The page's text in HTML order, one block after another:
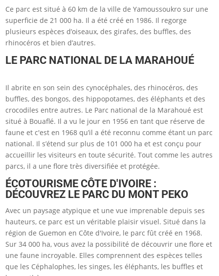
Ce parc est situé à 60 km de la ville de Yamoussoukro sur une
superficie de 21 000 ha. Il a été créé en 1986. Il regorge
plusieurs espèces d’oiseaux, des girafes, des buffles, des
rhinocéros et bien d’autres.
LE PARC NATIONAL DE LA MARAHOUÉ
Il abrite en son sein des cynocéphales, des rhinocéros, des
buffles, des bongos, des hippopotames, des éléphants et des
crocodiles entre autres. Le Parc national de la Marahoué est
situé à Bouaflé. Il a vu le jour en 1956 en tant que réserve de
faune et c'est en 1968 qu’il a été reconnu comme étant un parc
national. Il s’étend sur plus de 101 000 ha et est conçu pour
accueillir les visiteurs en toute sécurité. Tout comme les autres
parcs, il a une flore très diversifiée et protégée.
ÉCOTOURISME CÔTE D'IVOIRE :
DÉCOUVREZ LE PARC DU MONT PEKO
Avec un paysage atypique et une vue imprenable depuis ses
hauteurs, ce parc est un véritable plaisir visuel. Situé dans la
région de Guemon en Côte d'Ivoire, le parc fût créé en 1968.
Sur 34 000 ha, vous avez la possibilité de découvrir une flore et
une faune incroyable. Elles comprennent des espèces telles
que les Céphalophes, les singes, les éléphants, les buffles et